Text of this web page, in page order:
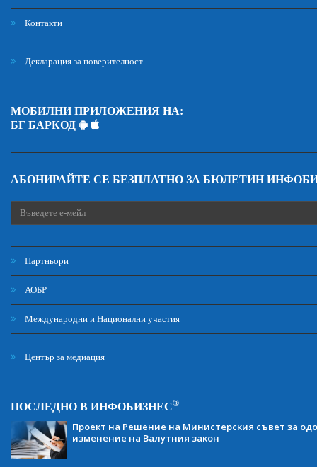
Контакти
Декларация за поверителност
МОБИЛНИ ПРИЛОЖЕНИЯ НА:
БГ БАРКОД
АБОНИРАЙТЕ СЕ БЕЗПЛАТНО ЗА БЮЛЕТИН
Партньори
АОБР
Международни и Национални участия
Център за медиация
ПОСЛЕДНО В ИНФОБИЗНЕС®
Проект на Решение на Министерския съвет за
изменение на Валутния закон